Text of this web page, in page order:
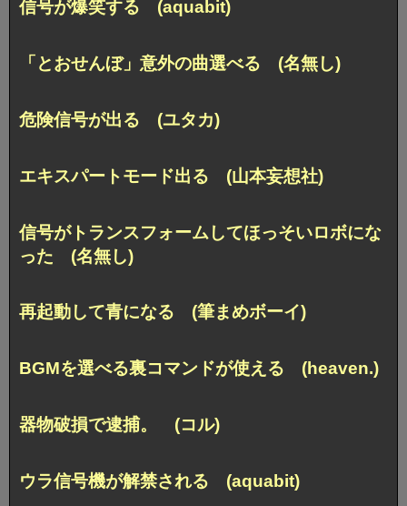
信号が爆笑する (aquabit)
「とおせんぼ」意外の曲選べる (名無し)
危険信号が出る (ユタカ)
エキスパートモード出る (山本妄想社)
信号がトランスフォームしてほっそいロボにな
った (名無し)
再起動して青になる (筆まめボーイ)
BGMを選べる裏コマンドが使える (heaven.)
器物破損で逮捕。 (コル)
ウラ信号機が解禁される (aquabit)